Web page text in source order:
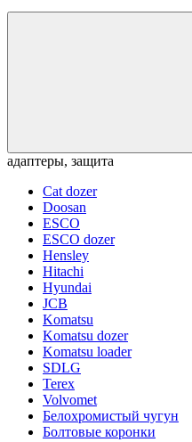
адаптеры, защита
Cat dozer
Doosan
ESCO
ESCO dozer
Hensley
Hitachi
Hyundai
JCB
Komatsu
Komatsu dozer
Komatsu loader
SDLG
Terex
Volvomet
Белохромистый чугун
Болтовые коронки